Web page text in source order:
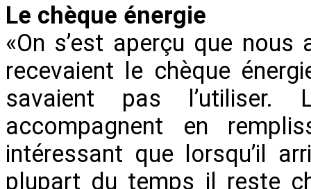
Le chèque énergie
«On s’est aperçu que
recevaient le chèque
savaient pas
accompagnent en
intéressant que lorsqu’il
plupart du temps il reste